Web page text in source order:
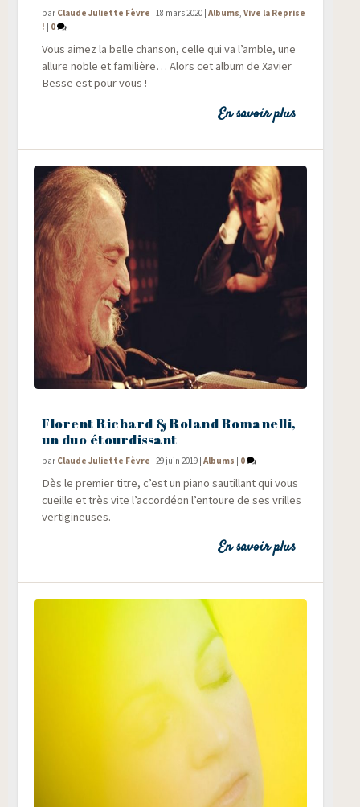
par Claude Juliette Fèvre |18 mars 2020 |Albums,Vive la Reprise
!
0
Vous aimez la belle chan­son, celle qui va l’amble, une
allure noble et fami­lière… Alors cet album de Xavier
Besse est pour vous !
En savoir plus
Florent Richard & Roland Romanelli,
un duo étourdissant
par Claude Juliette Fèvre |29 juin 2019 |Albums | 0
Dès le pre­mier titre, c’est un pia­no sau­tillant qui vous
cueille et très vite l’accordéon l’entoure de ses vrilles
vertigineuses.
En savoir plus